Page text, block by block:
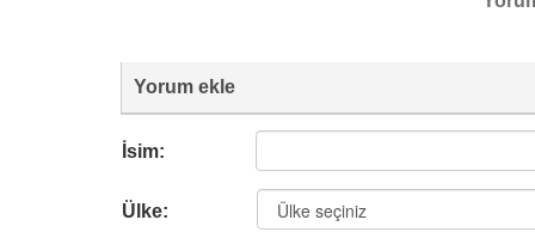
Yorum ekle
İsim:
Ülke: